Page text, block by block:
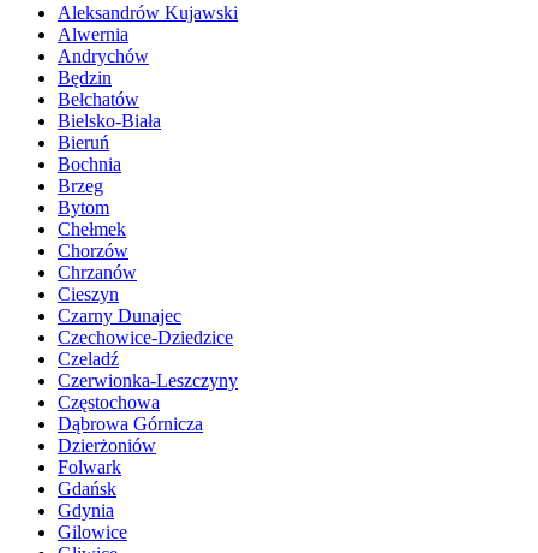
Aleksandrów Kujawski
Alwernia
Andrychów
Będzin
Bełchatów
Bielsko-Biała
Bieruń
Bochnia
Brzeg
Bytom
Chełmek
Chorzów
Chrzanów
Cieszyn
Czarny Dunajec
Czechowice-Dziedzice
Czeladź
Czerwionka-Leszczyny
Częstochowa
Dąbrowa Górnicza
Dzierżoniów
Folwark
Gdańsk
Gdynia
Gilowice